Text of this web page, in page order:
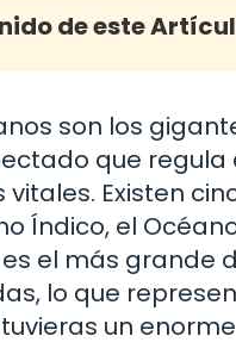
de este
son los
que regula
vitales. Existen
Índico, el
el más grande
lo que
un